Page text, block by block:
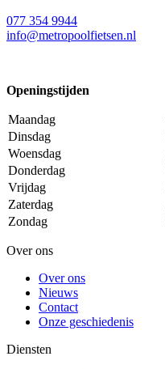
077 354 9944
info@metropoolfietsen.nl
Openingstijden
Maandag
Dinsdag
Woensdag
Donderdag
Vrijdag
Zaterdag
Zondag
Over ons
Over ons
Nieuws
Contact
Onze geschiedenis
Diensten